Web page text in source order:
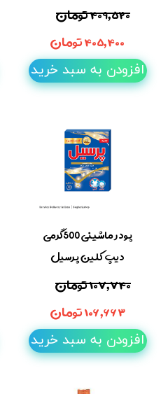
۴۰۹,۵۲۰ تومان
۴۰۵,۴۰۰ تومان
افزودن به سبد خرید
پودر ماشینی 500گرمی
دیپ کلین پرسیل
۱۰۷,۷۴۰ تومان
۱۰۶,۶۶۳ تومان
افزودن به سبد خرید